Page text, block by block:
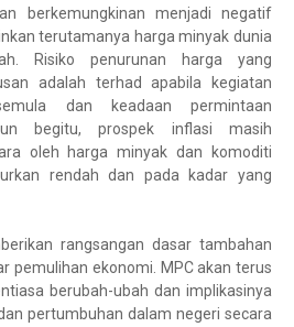
berkemungkinan menjadi negatif
terutamanya harga minyak dunia
Risiko penurunan harga yang
adalah terhad apabila kegiatan
dan keadaan permintaan
begitu, prospek inflasi masih
oleh harga minyak dan komoditi
rendah dan pada kadar yang
rangsangan dasar tambahan
pemulihan ekonomi. MPC akan terus
berubah-ubah dan implikasinya
pertumbuhan dalam negeri secara